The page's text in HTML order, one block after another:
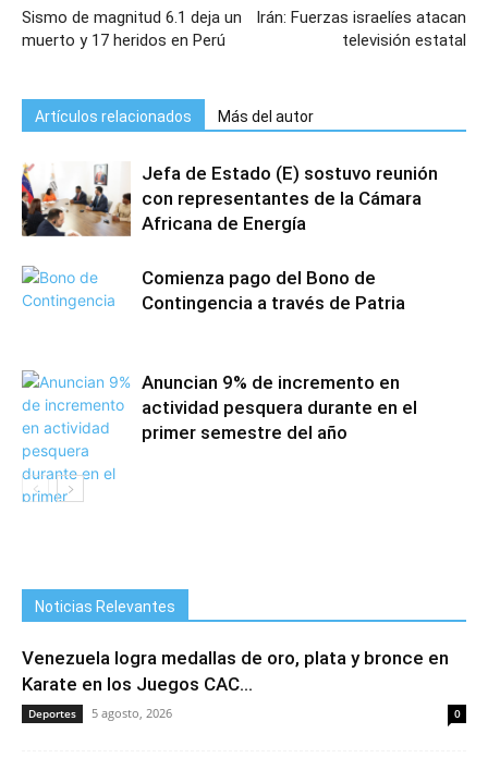
Sismo de magnitud 6.1 deja un
muerto y 17 heridos en Perú
Irán: Fuerzas israelíes atacan
televisión estatal
Artículos relacionados Más del autor
Jefa de Estado (E) sostuvo reunión
con representantes de la Cámara
Africana de Energía
Comienza pago del Bono de
Contingencia a través de Patria
Anuncian 9% de incremento en
actividad pesquera durante en el
primer semestre del año
Noticias Relevantes
Venezuela logra medallas de oro, plata y bronce en
Karate en los Juegos CAC...
Deportes 5 agosto, 2026 0